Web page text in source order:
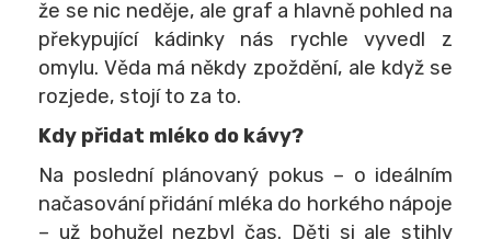
že se nic neděje, ale graf a hlavně pohled na
překypující kádinky nás rychle vyvedl z
omylu. Věda má někdy zpoždění, ale když se
rozjede, stojí to za to.
Kdy přidat mléko do kávy?
Na poslední plánovaný pokus – o ideálním
načasování přidání mléka do horkého nápoje
– už bohužel nezbyl čas. Děti si ale stihly